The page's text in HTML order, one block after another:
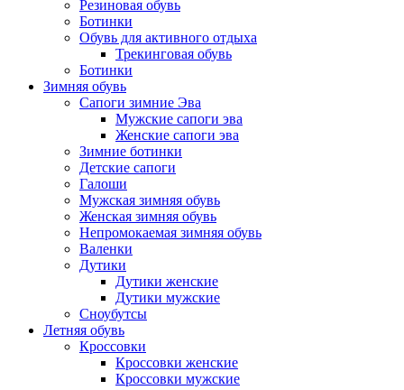
Резиновая обувь
Ботинки
Обувь для активного отдыха
Трекинговая обувь
Ботинки
Зимняя обувь
Сапоги зимние Эва
Мужские сапоги эва
Женские сапоги эва
Зимние ботинки
Детские сапоги
Галоши
Мужская зимняя обувь
Женская зимняя обувь
Непромокаемая зимняя обувь
Валенки
Дутики
Дутики женские
Дутики мужские
Сноубутсы
Летняя обувь
Кроссовки
Кроссовки женские
Кроссовки мужские